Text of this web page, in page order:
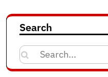
Search
Search
for: